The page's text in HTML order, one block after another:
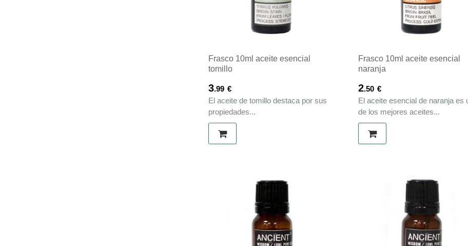
Frasco 10ml aceite esencial
tomillo
3.99 €
El aceite de tomillo destaca por sus
propiedades...
Frasco 10ml aceite esencial
naranja
2.50 €
El aceite esencial de naranja es
de los mejores aceites...